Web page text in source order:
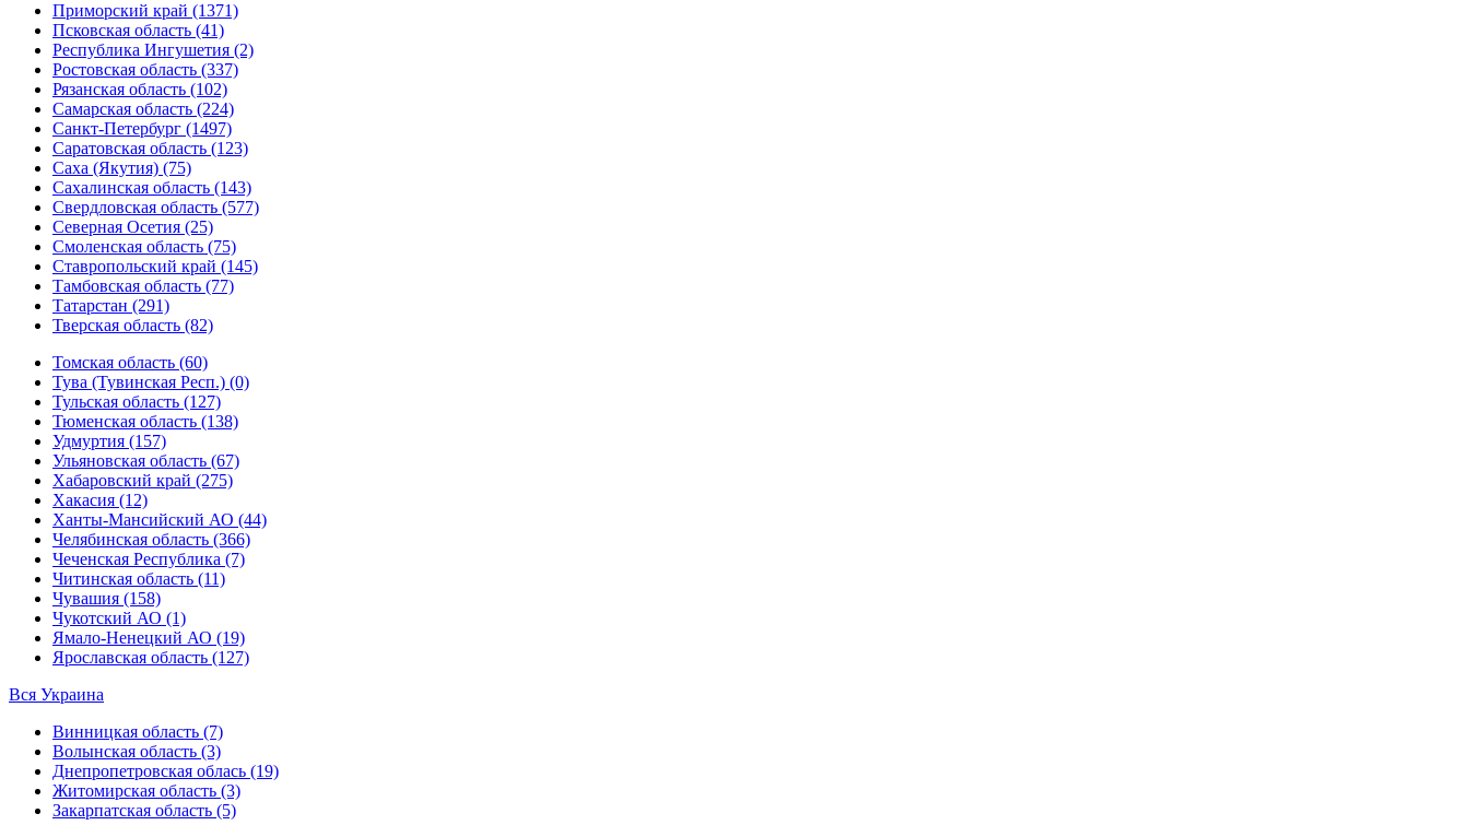
Приморский край (1371)
Псковская область (41)
Республика Ингушетия (2)
Ростовская область (337)
Рязанская область (102)
Самарская область (224)
Санкт-Петербург (1497)
Саратовская область (123)
Саха (Якутия) (75)
Сахалинская область (143)
Свердловская область (577)
Северная Осетия (25)
Смоленская область (75)
Ставропольский край (145)
Тамбовская область (77)
Татарстан (291)
Тверская область (82)
Томская область (60)
Тува (Тувинская Респ.) (0)
Тульская область (127)
Тюменская область (138)
Удмуртия (157)
Ульяновская область (67)
Хабаровский край (275)
Хакасия (12)
Ханты-Мансийский АО (44)
Челябинская область (366)
Чеченская Республика (7)
Читинская область (11)
Чувашия (158)
Чукотский АО (1)
Ямало-Ненецкий АО (19)
Ярославская область (127)
Вся Украина
Винницкая область (7)
Волынская область (3)
Днепропетровская облась (19)
Житомирская область (3)
Закарпатская область (5)